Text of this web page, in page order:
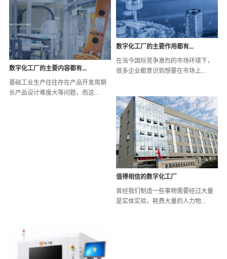
数字化工厂的主要内容都有...
基础工业生产往往存在产品开发周期
长产品设计难度大等问题，而这...
数字化工厂的主要作用都有...
在当今国际竞争激烈的市场环境下，
很多企业都意识到想要在市场上...
值得相信的数字化工厂
曾经我们制造一些事物需要经过大量
是实体实验，耗费大量的人力物...